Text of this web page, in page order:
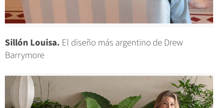
Sillón Louisa. El diseño más argentino de Drew
Barrymore